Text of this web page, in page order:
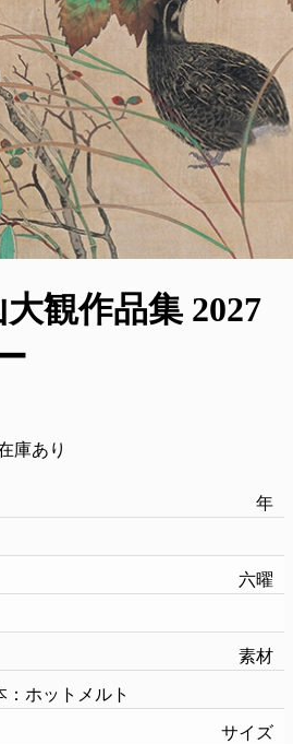
観作品集 2027
庫あり
年
六曜
素材
：ホットメルト
サイズ